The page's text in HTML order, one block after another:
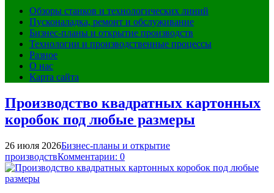
Обзоры станков и технологических линий
Пусконаладка, ремонт и обслуживание
Бизнес-планы и открытие производств
Технологии и производственные процессы
Разное
О нас
Карта сайта
Производство квадратных картонных
коробок под любые размеры
26 июля 2026Бизнес-планы и открытие
производствКомментарии: 0